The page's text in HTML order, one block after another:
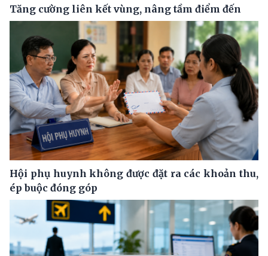
Tăng cường liên kết vùng, nâng tầm điểm đến
Hội phụ huynh không được đặt ra các khoản thu,
ép buộc đóng góp